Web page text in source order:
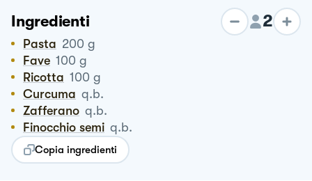
Ingredienti 2
Pasta 200 g
Fave 100 g
Ricotta 100 g
Curcuma q.b.
Zafferano q.b.
Finocchio semi q.b.
Copia ingredienti